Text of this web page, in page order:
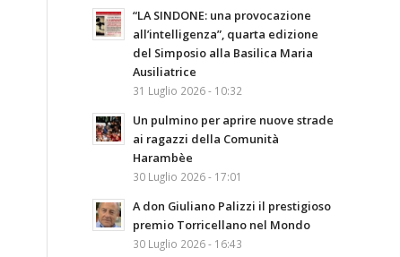
“LA SINDONE: una provocazione
all’intelligenza”, quarta edizione
del Simposio alla Basilica Maria
Ausiliatrice
31 Luglio 2026 - 10:32
Un pulmino per aprire nuove strade
ai ragazzi della Comunità
Harambèe
30 Luglio 2026 - 17:01
A don Giuliano Palizzi il prestigioso
premio Torricellano nel Mondo
30 Luglio 2026 - 16:43